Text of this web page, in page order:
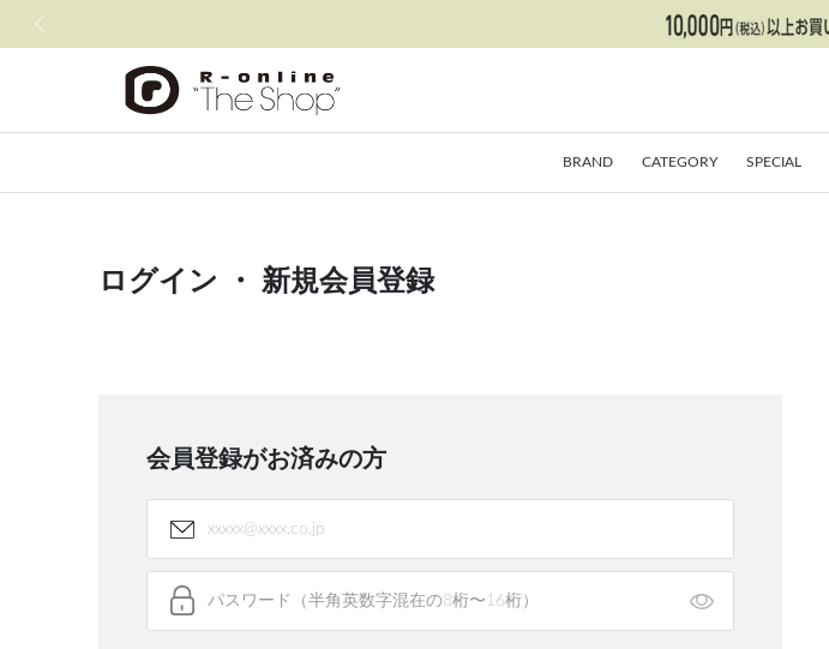
BRAND CATEGORY SPECIAL
ログイン ・ 新規会員登録
会員登録がお済みの方